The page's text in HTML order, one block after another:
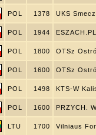
POL 1378 UKS
POL 1944
POL 1800 OTSz
POL 1600 OTSz
POL 1498 KTS-W
POL 1600 PRZYCH.
LTU 1700 Vilniaus